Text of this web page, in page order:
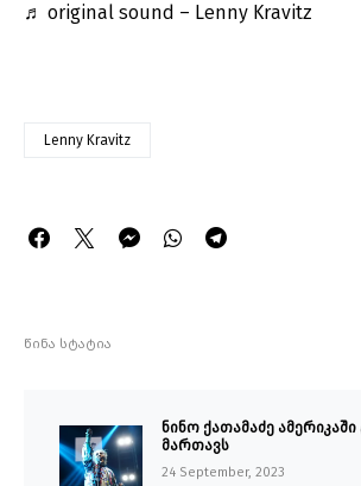
♬ original sound – Lenny Kravitz
Lenny Kravitz
წინა სტატია
ნინო ქათამაძე
მართავს
24 September, 2023